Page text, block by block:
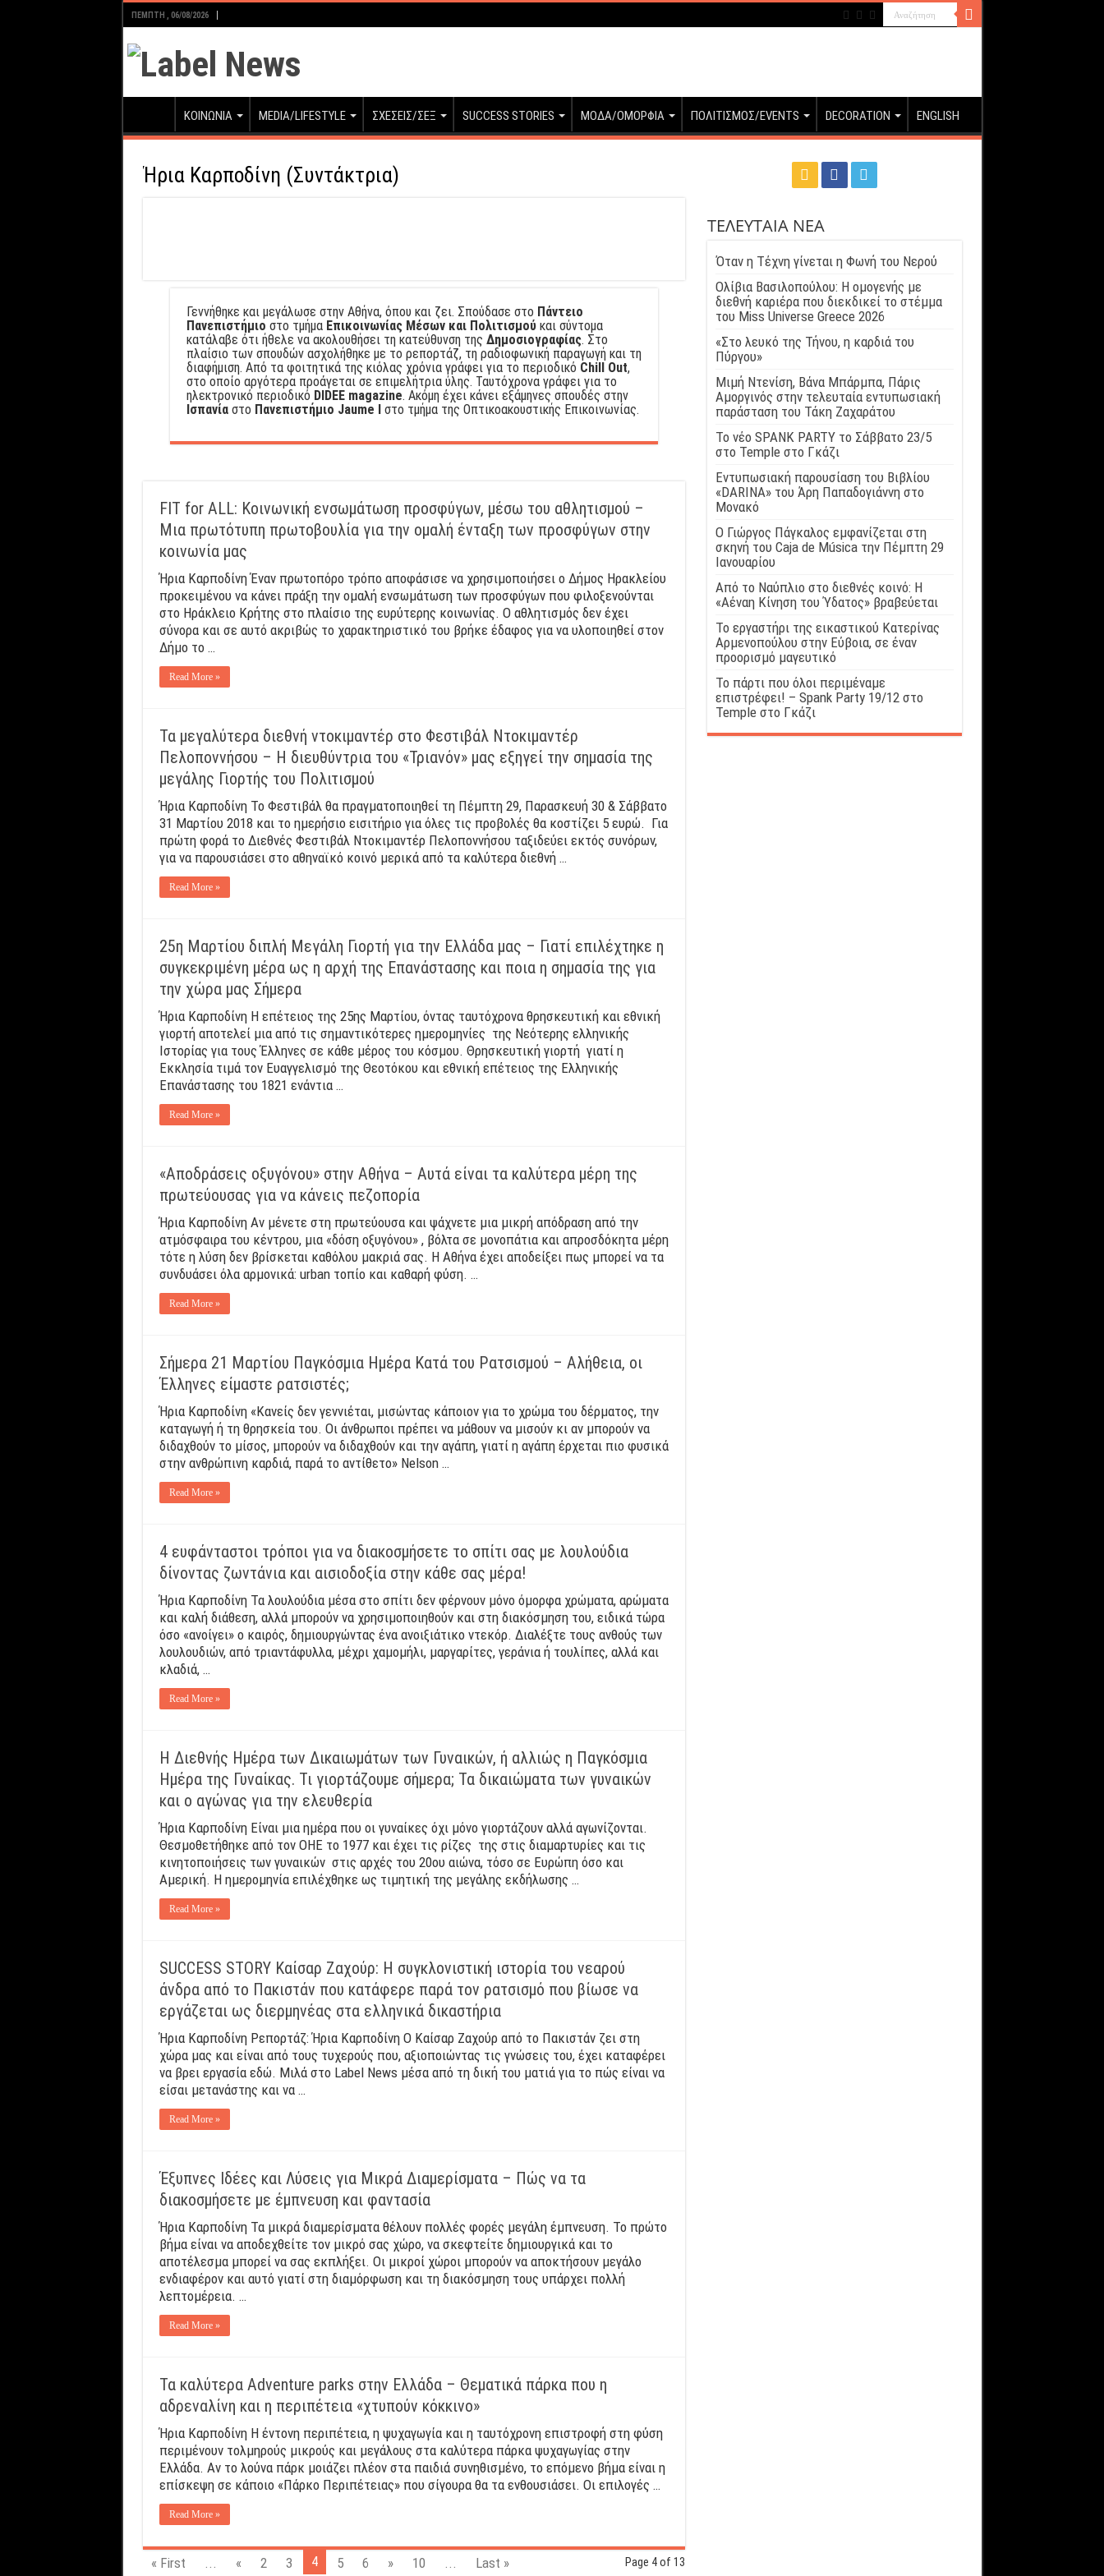
ΠΈΜΠΤΗ , 06/08/2026
ΚΟΙΝΩΝΙΑ MEDIA/LIFESTYLE ΣΧΕΣΕΙΣ/ΣΕΞ SUCCESS STORIES ΜΟΔΑ/ΟΜΟΡΦΙΑ ΠΟΛΙΤΙΣΜΟΣ/EVENTS DECORATION ENGLISH
Ήρια Καρποδίνη (Συντάκτρια)
Γεννήθηκε και μεγάλωσε στην Αθήνα, όπου και ζει. Σπούδασε στο Πάντειο
Πανεπιστήμιο στο τμήμα Επικοινωνίας Μέσων και Πολιτισμούκαι σύντομα
κατάλαβε ότι ήθελε να ακολουθήσει τη κατεύθυνση της Δημοσιογραφίας. Στο
πλαίσιο των σπουδών ασχολήθηκε με το ρεπορτάζ, τη ραδιοφωνική παραγωγή και τη
διαφήμιση. Από τα φοιτητικά της κιόλας χρόνια γράφει για το περιοδικό Chill Out,
στο οποίο αργότερα προάγεται σε επιμελήτρια ύλης. Ταυτόχρονα γράφει για το
ηλεκτρονικό περιοδικό DIDEE magazine. Ακόμη έχει κάνει εξάμηνες σπουδές στην
Ισπανίαστο Πανεπιστήμιο Jaume Iστο τμήμα της Οπτικοακουστικής Επικοινωνίας.
FIT for ALL: Κοινωνική ενσωμάτωση προσφύγων, μέσω του αθλητισμού –
Mια πρωτότυπη πρωτοβουλία για την ομαλή ένταξη των προσφύγων στην
κοινωνία μας
Ήρια Καρποδίνη Έναν πρωτοπόρο τρόπο αποφάσισε να χρησιμοποιήσει ο Δήμος Ηρακλείου
προκειμένου να κάνει πράξη την ομαλή ενσωμάτωση των προσφύγων που φιλοξενούνται
στο Ηράκλειο Κρήτης στο πλαίσιο της ευρύτερης κοινωνίας. Ο αθλητισμός δεν έχει
σύνορα και σε αυτό ακριβώς το χαρακτηριστικό του βρήκε έδαφος για να υλοποιηθεί στον
Δήμο το …
Read More »
Τα μεγαλύτερα διεθνή ντοκιμαντέρ στο Φεστιβάλ Ντοκιμαντέρ
Πελοποννήσου – Η διευθύντρια του «Τριανόν» μας εξηγεί την σημασία της
μεγάλης Γιορτής του Πολιτισμού
Ήρια Καρποδίνη Το Φεστιβάλ θα πραγματοποιηθεί τη Πέμπτη 29, Παρασκευή 30 & Σάββατο
31 Μαρτίου 2018 και το ημερήσιο εισιτήριο για όλες τις προβολές θα κοστίζει 5 ευρώ. Για
πρώτη φορά το Διεθνές Φεστιβάλ Ντοκιμαντέρ Πελοποννήσου ταξιδεύει εκτός συνόρων,
για να παρουσιάσει στο αθηναϊκό κοινό μερικά από τα καλύτερα διεθνή …
Read More »
25η Μαρτίου διπλή Μεγάλη Γιορτή για την Ελλάδα μας – Γιατί επιλέχτηκε η
συγκεκριμένη μέρα ως η αρχή της Επανάστασης και ποια η σημασία της για
την χώρα μας Σήμερα
Ήρια Καρποδίνη Η επέτειος της 25ης Μαρτίου, όντας ταυτόχρονα θρησκευτική και εθνική
γιορτή αποτελεί μια από τις σημαντικότερες ημερομηνίες της Νεότερης ελληνικής
Ιστορίας για τους Έλληνες σε κάθε μέρος του κόσμου. Θρησκευτική γιορτή γιατί η
Εκκλησία τιμά τον Ευαγγελισμό της Θεοτόκου και εθνική επέτειος της Ελληνικής
Επανάστασης του 1821 ενάντια …
Read More »
«Αποδράσεις οξυγόνου» στην Αθήνα – Αυτά είναι τα καλύτερα μέρη της
πρωτεύουσας για να κάνεις πεζοπορία
Ήρια Καρποδίνη Αν μένετε στη πρωτεύουσα και ψάχνετε μια μικρή απόδραση από την
ατμόσφαιρα του κέντρου, μια «δόση οξυγόνου» , βόλτα σε μονοπάτια και απροσδόκητα μέρη
τότε η λύση δεν βρίσκεται καθόλου μακριά σας. Η Αθήνα έχει αποδείξει πως μπορεί να τα
συνδυάσει όλα αρμονικά: urban τοπίο και καθαρή φύση. …
Read More »
Σήμερα 21 Μαρτίου Παγκόσμια Ημέρα Κατά του Ρατσισμού – Αλήθεια, οι
Έλληνες είμαστε ρατσιστές;
Ήρια Καρποδίνη «Κανείς δεν γεννιέται, μισώντας κάποιον για το χρώμα του δέρματος, την
καταγωγή ή τη θρησκεία του. Οι άνθρωποι πρέπει να μάθουν να μισούν κι αν μπορούν να
διδαχθούν το μίσος, μπορούν να διδαχθούν και την αγάπη, γιατί η αγάπη έρχεται πιο φυσικά
στην ανθρώπινη καρδιά, παρά το αντίθετο» Nelson …
Read More »
4 ευφάνταστοι τρόποι για να διακοσμήσετε το σπίτι σας με λουλούδια
δίνοντας ζωντάνια και αισιοδοξία στην κάθε σας μέρα!
Ήρια Καρποδίνη Τα λουλούδια μέσα στο σπίτι δεν φέρνουν μόνο όμορφα χρώματα, αρώματα
και καλή διάθεση, αλλά μπορούν να χρησιμοποιηθούν και στη διακόσμηση του, ειδικά τώρα
όσο «ανοίγει» ο καιρός, δημιουργώντας ένα ανοιξιάτικο ντεκόρ. Διαλέξτε τους ανθούς των
λουλουδιών, από τριαντάφυλλα, μέχρι χαμομήλι, μαργαρίτες, γεράνια ή τουλίπες, αλλά και
κλαδιά, …
Read More »
Η Διεθνής Ημέρα των Δικαιωμάτων των Γυναικών, ή αλλιώς η Παγκόσμια
Ημέρα της Γυναίκας. Τι γιορτάζουμε σήμερα; Τα δικαιώματα των γυναικών
και ο αγώνας για την ελευθερία
Ήρια Καρποδίνη Είναι μια ημέρα που οι γυναίκες όχι μόνο γιορτάζουν αλλά αγωνίζονται.
Θεσμοθετήθηκε από τον ΟΗΕ το 1977 και έχει τις ρίζες της στις διαμαρτυρίες και τις
κινητοποιήσεις των γυναικών στις αρχές του 20ου αιώνα, τόσο σε Ευρώπη όσο και
Αμερική. Η ημερομηνία επιλέχθηκε ως τιμητική της μεγάλης εκδήλωσης …
Read More »
SUCCESS STORY Καίσαρ Ζαχούρ: Η συγκλονιστική ιστορία του νεαρού
άνδρα από το Πακιστάν που κατάφερε παρά τον ρατσισμό που βίωσε να
εργάζεται ως διερμηνέας στα ελληνικά δικαστήρια
Ήρια Καρποδίνη Ρεπορτάζ: Ήρια Καρποδίνη Ο Καίσαρ Ζαχούρ από το Πακιστάν ζει στη
χώρα μας και είναι από τους τυχερούς που, αξιοποιώντας τις γνώσεις του, έχει καταφέρει
να βρει εργασία εδώ. Μιλά στο Label News μέσα από τη δική του ματιά για το πώς είναι να
είσαι μετανάστης και να …
Read More »
Έξυπνες Ιδέες και Λύσεις για Μικρά Διαμερίσματα – Πώς να τα
διακοσμήσετε με έμπνευση και φαντασία
Ήρια Καρποδίνη Τα μικρά διαμερίσματα θέλουν πολλές φορές μεγάλη έμπνευση. Το πρώτο
βήμα είναι να αποδεχθείτε τον μικρό σας χώρο, να σκεφτείτε δημιουργικά και το
αποτέλεσμα μπορεί να σας εκπλήξει. Οι μικροί χώροι μπορούν να αποκτήσουν μεγάλο
ενδιαφέρον και αυτό γιατί στη διαμόρφωση και τη διακόσμηση τους υπάρχει πολλή
λεπτομέρεια. …
Read More »
Τα καλύτερα Αdventure parks στην Ελλάδα – Θεματικά πάρκα που η
αδρεναλίνη και η περιπέτεια «χτυπούν κόκκινο»
Ήρια Καρποδίνη Η έντονη περιπέτεια, η ψυχαγωγία και η ταυτόχρονη επιστροφή στη φύση
περιμένουν τολμηρούς μικρούς και μεγάλους στα καλύτερα πάρκα ψυχαγωγίας στην
Ελλάδα. Αν το λούνα πάρκ μοιάζει πλέον στα παιδιά συνηθισμένο, το επόμενο βήμα είναι η
επίσκεψη σε κάποιο «Πάρκο Περιπέτειας» που σίγουρα θα τα ενθουσιάσει. Οι επιλογές …
Read More »
Page 4 of 13
« First « 2 3 4 5 6 » 10 Last »
ΤΕΛΕΥΤΑΙΑ ΝΕΑ
Όταν η Τέχνη γίνεται η Φωνή του Νερού
Ολίβια Βασιλοπούλου: Η ομογενής με
διεθνή καριέρα που διεκδικεί το στέμμα
του Miss Universe Greece 2026
«Στο λευκό της Τήνου, η καρδιά του
Πύργου»
Μιμή Ντενίση, Βάνα Μπάρμπα, Πάρις
Αμοργινός στην τελευταία εντυπωσιακή
παράσταση του Τάκη Ζαχαράτου
Το νέο SPANK PARTY το Σάββατο 23/5
στο Temple στο Γκάζι
Εντυπωσιακή παρουσίαση του Βιβλίου
«DARINA» του Άρη Παπαδογιάννη στο
Μονακό
Ο Γιώργος Πάγκαλος εμφανίζεται στη
σκηνή του Caja de Música την Πέμπτη 29
Ιανουαρίου
Από το Ναύπλιο στο διεθνές κοινό: Η
«Αέναη Κίνηση του Ύδατος» βραβεύεται
Το εργαστήρι της εικαστικού Κατερίνας
Αρμενοπούλου στην Εύβοια, σε έναν
προορισμό μαγευτικό
Το πάρτι που όλοι περιμέναμε
επιστρέφει! – Spank Party 19/12 στο
Temple στο Γκάζι